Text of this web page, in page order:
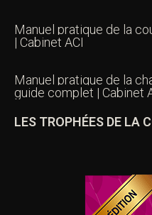
Manuel pratique de la
| Cabinet ACI
Manuel pratique de la
guide complet | Cabinet
LES TROPHÉES DE LA